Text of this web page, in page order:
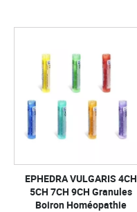
EPHEDRA VULGARIS 4CH
5CH 7CH 9CH Granules
Boiron Homéopathie